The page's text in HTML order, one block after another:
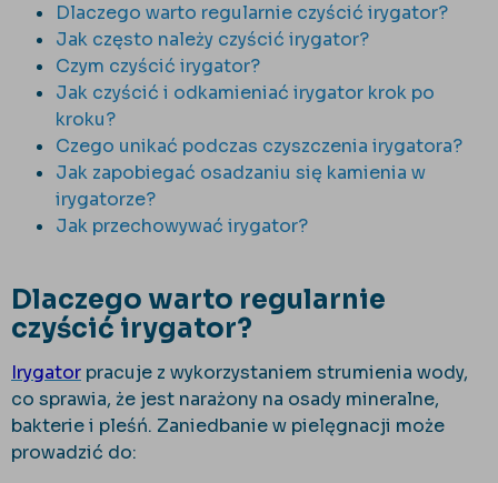
Dlaczego warto regularnie czyścić irygator?
Jak często należy czyścić irygator?
Czym czyścić irygator?
Jak czyścić i odkamieniać irygator krok po
kroku?
Czego unikać podczas czyszczenia irygatora?
Jak zapobiegać osadzaniu się kamienia w
irygatorze?
Jak przechowywać irygator?
Dlaczego warto regularnie
czyścić irygator?
Irygator pracuje z wykorzystaniem strumienia wody,
co sprawia, że jest narażony na osady mineralne,
bakterie i pleśń. Zaniedbanie w pielęgnacji może
prowadzić do: